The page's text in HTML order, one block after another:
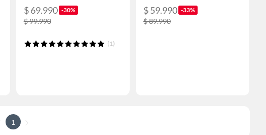
$ 69.990 -30%
$ 99.990
(1)
$ 59.990 -33%
$ 89.990
1